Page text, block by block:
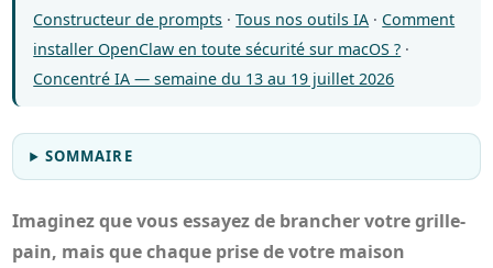
Constructeur de prompts ·Tous nos outils IA · Comment
installer OpenClaw en toute sécurité sur macOS ? ·
Concentré IA — semaine du 13 au 19 juillet 2026
SOMMAIRE
Imaginez que vous essayez de brancher votre grille-
pain, mais que chaque prise de votre maison